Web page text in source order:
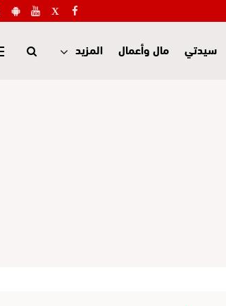
سيدتي مال وأعمال المزيد